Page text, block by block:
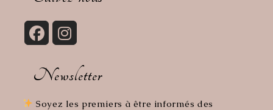
un
onglet
un
onglet
Newsletter
Soyez les premiers à être informés des